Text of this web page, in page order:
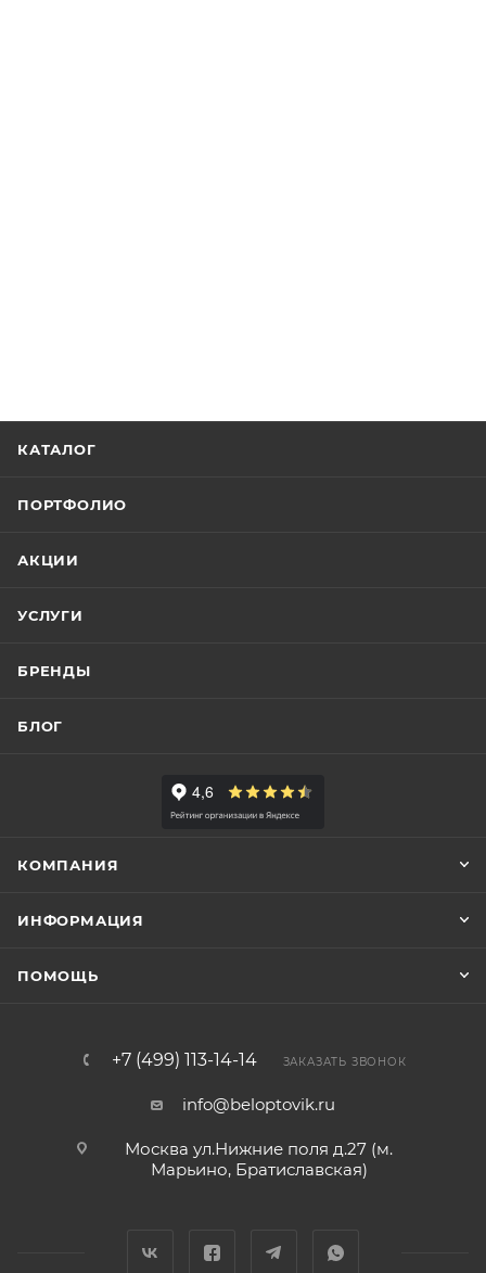
КАТАЛОГ
ПОРТФОЛИО
АКЦИИ
УСЛУГИ
БРЕНДЫ
БЛОГ
КОМПАНИЯ
ИНФОРМАЦИЯ
ПОМОЩЬ
+7 (499) 113-14-14 ЗАКАЗАТЬ ЗВОНОК
info@beloptovik.ru
Москва ул.Нижние поля д.27 (м.
Марьино, Братиславская)